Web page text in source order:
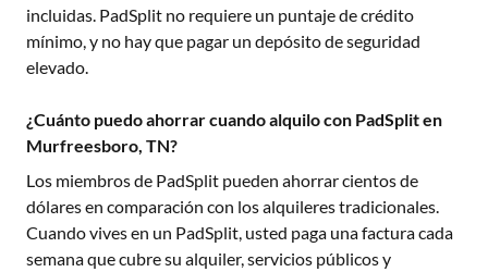
incluidas. PadSplit no requiere un puntaje de crédito
mínimo, y no hay que pagar un depósito de seguridad
elevado.
¿Cuánto puedo ahorrar cuando alquilo con PadSplit en
Murfreesboro, TN?
Los miembros de PadSplit pueden ahorrar cientos de
dólares en comparación con los alquileres tradicionales.
Cuando vives en un PadSplit, usted paga una factura cada
semana que cubre su alquiler, servicios públicos y